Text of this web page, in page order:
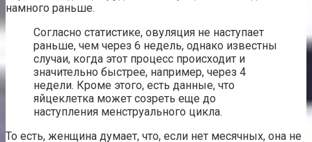
намного раньше.
Согласно статистике, овуляция не наступает
раньше, чем через 6 недель, однако известны
случаи, когда этот процесс происходит и
значительно быстрее, например, через 4
недели. Кроме этого, есть данные, что
яйцеклетка может созреть еще до
наступления менструального цикла.
То есть, женщина думает, что, если нет месячных, она не